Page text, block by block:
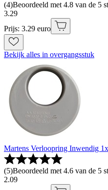
(4)Beoordeeld met 4.8 van de 5
3.29
Prijs: 3.29 euro
Bekijk alles in overgangsstuk
Martens Verloopring Inwendig
(5)Beoordeeld met 4.6 van de 5
2.09